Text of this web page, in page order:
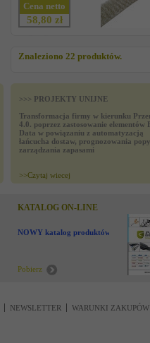
Cena netto
58,80 zł
Znaleziono 22 produktów.
>>> PROJEKTY UNIJNE
Transformacja firmy w kierunku
4.0. poprzez zastosowanie elementów
Data w powiązaniu z automatyzacją
łańcucha dostaw, prognozowania
zarządzania zapasami
>>Czytaj wiecej
KATALOG ON-LINE
NOWY katalog produktów !
Pobierz
NEWSLETTER WARUNKI ZAKUPÓW